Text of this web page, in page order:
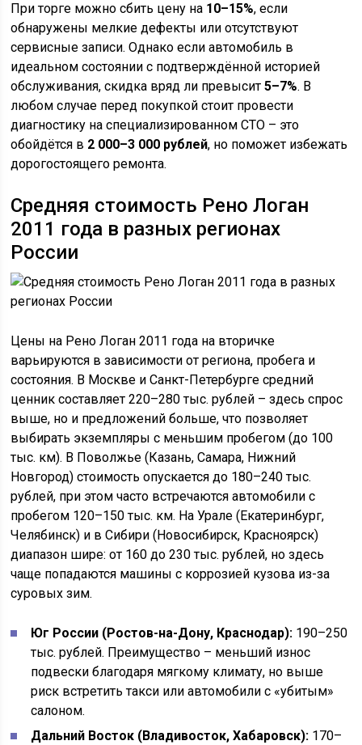
При торге можно сбить цену на 10–15%, если
обнаружены мелкие дефекты или отсутствуют
сервисные записи. Однако если автомобиль в
идеальном состоянии с подтверждённой историей
обслуживания, скидка вряд ли превысит5–7%. В
любом случае перед покупкой стоит провести
диагностику на специализированном СТО – это
обойдётся в 2 000–3 000 рублей, но поможет избежать
дорогостоящего ремонта.
Средняя стоимость Рено Логан
2011 года в разных регионах
России
Цены на Рено Логан 2011 года на вторичке
варьируются в зависимости от региона, пробега и
состояния. В Москве и Санкт-Петербурге средний
ценник составляет 220–280 тыс. рублей – здесь спрос
выше, но и предложений больше, что позволяет
выбирать экземпляры с меньшим пробегом (до 100
тыс. км). В Поволжье (Казань, Самара, Нижний
Новгород) стоимость опускается до 180–240 тыс.
рублей, при этом часто встречаются автомобили с
пробегом 120–150 тыс. км. На Урале (Екатеринбург,
Челябинск) и в Сибири (Новосибирск, Красноярск)
диапазон шире: от 160 до 230 тыс. рублей, но здесь
чаще попадаются машины с коррозией кузова из-за
суровых зим.
Юг России (Ростов-на-Дону, Краснодар): 190–250
тыс. рублей. Преимущество – меньший износ
подвески благодаря мягкому климату, но выше
риск встретить такси или автомобили с «убитым»
салоном.
Дальний Восток (Владивосток, Хабаровск): 170–